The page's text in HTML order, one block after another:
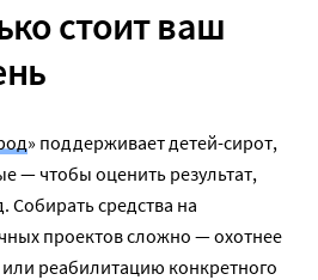
стоит ваш
» поддерживает детей-сирот,
— чтобы оценить результат,
Собирать средства на
проектов сложно — охотнее
реабилитацию конкретного